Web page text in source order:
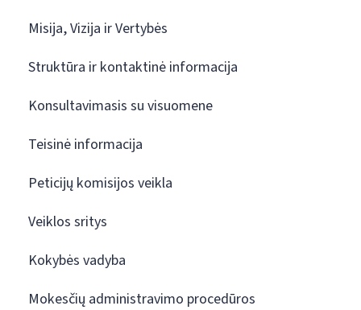
Misija, Vizija ir Vertybės
Struktūra ir kontaktinė informacija
Konsultavimasis su visuomene
Teisinė informacija
Peticijų komisijos veikla
Veiklos sritys
Kokybės vadyba
Mokesčių administravimo procedūros